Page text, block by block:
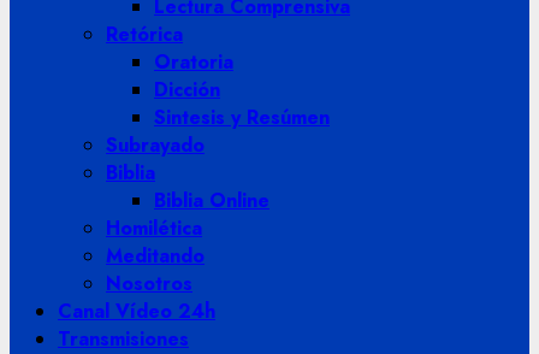
Lectura Comprensiva
Retórica
Oratoria
Dicción
Sintesis y Resúmen
Subrayado
Biblia
Biblia Online
Homilética
Meditando
Nosotros
Canal Vídeo 24h
Transmisiones